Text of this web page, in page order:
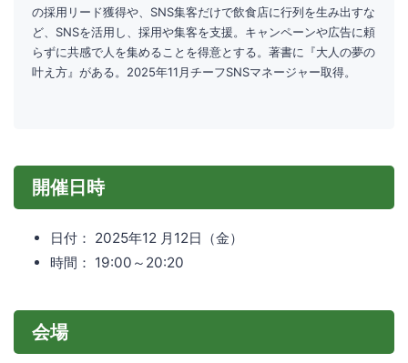
の採用リード獲得や、SNS集客だけで飲食店に行列を生み出すな
ど、SNSを活用し、採用や集客を支援。キャンペーンや広告に頼
らずに共感で人を集めることを得意とする。著書に『大人の夢の
叶え方』がある。2025年11月チーフSNSマネージャー取得。
開催日時
日付： 2025年12 月12日（金）
時間： 19:00～20:20
会場